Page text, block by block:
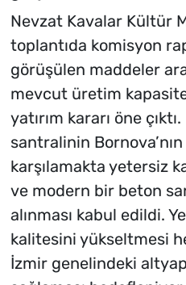
Nevzat Kavalar Kültür
toplantıda komisyon
görüşülen maddeler
mevcut üretim
yatırım kararı öne
santralinin
karşılamakta yetersiz
ve modern bir beton
alınması kabul edildi.
kalitesini yükseltmesi
İzmir genelindeki